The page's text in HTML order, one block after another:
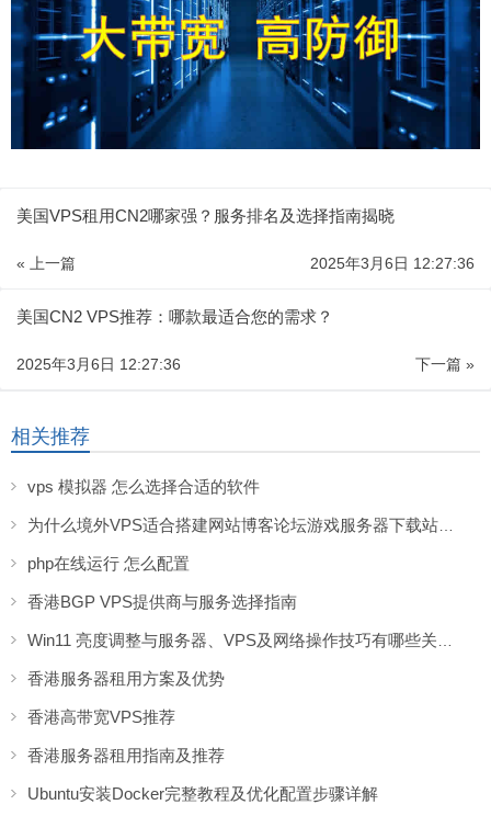
美国VPS租用CN2哪家强？服务排名及选择指南揭晓
« 上一篇 2025年3月6日 12:27:36
美国CN2 VPS推荐：哪款最适合您的需求？
下一篇 »
2025年3月6日 12:27:36
相关推荐
vps 模拟器 怎么选择合适的软件
为什么境外VPS适合搭建网站博客论坛游戏服务器下载站等服务
php在线运行 怎么配置
香港BGP VPS提供商与服务选择指南
Win11 亮度调整与服务器、VPS及网络操作技巧有哪些关联？
香港服务器租用方案及优势
香港高带宽VPS推荐
香港服务器租用指南及推荐
Ubuntu安装Docker完整教程及优化配置步骤详解